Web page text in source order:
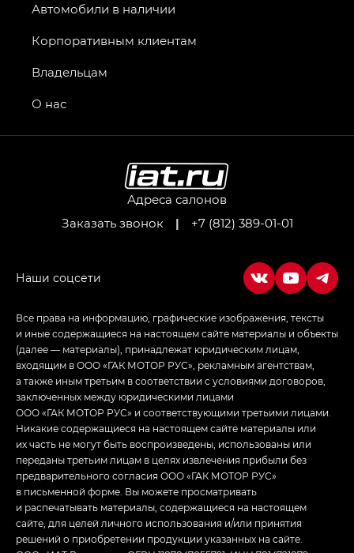
Адреса салонов
Заказать звонок
| +7 (812) 389-01-01
Автомобили в наличии
Корпоративным клиентам
Владельцам
О нас
Все права на информацию, графические изображения, тексты
и иные содержащиеся на настоящем сайте материалы и объекты
(далее — материалы), принадлежат юридическим лицам,
входящим в ООО «ГАК МОТОР РУС», рекламным агентствам,
а также иным третьим в соответствии с условиями договоров,
заключенных между юридическими лицами
ООО «ГАК МОТОР РУС» и соответствующими третьими лицами.
Никакие содержащиеся на настоящем сайте материалы или
их часть не могут быть воспроизведены, использованы или
переданы третьим лицам в целях извлечения прибыли без
предварительного согласия ООО «ГАК МОТОР РУС»
в письменной форме. Вы можете просматривать
и распечатывать материалы, содержащиеся на настоящем
сайте, для целей личного использования и/или принятия
решений о приобретении продукции указанных на сайте.